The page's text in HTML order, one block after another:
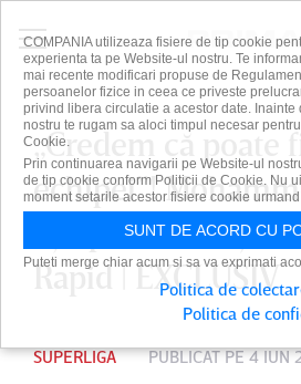
„Credem că poate
echipei”!
aşteptat cu
Rapid | EXCLUSIV
SUPERLIGA PUBLICAT PE 4 IUN
COMPANIA utilizeaza fisiere de tip cookie
experienta ta pe Website-ul nostru. Te
mai recente modificari propuse de
persoanelor fizice in ceea ce priveste
privind libera circulatie a acestor date.
nostru te rugam sa aloci timpul necesar
Cookie.
Prin continuarea navigarii pe Website-ul
de tip cookie conform Politicii de Cookie. Nu
moment setarile acestor fisiere cookie
SUNT DE ACORD CU
Puteti merge chiar acum si sa va exprimati
Politica de
Politica de